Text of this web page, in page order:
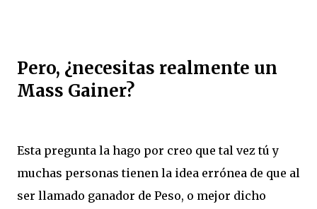
Pero, ¿necesitas realmente un
Mass Gainer?
Esta pregunta la hago por creo que tal vez tú y
muchas personas tienen la idea errónea de que al
ser llamado ganador de Peso, o mejor dicho